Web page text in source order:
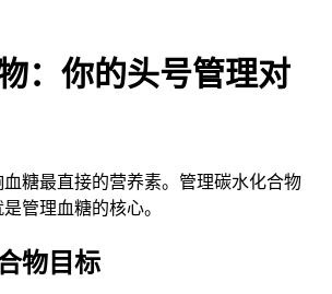
：你的头号管理对
糖最直接的营养素。管理碳水化合物
管理血糖的核心。
物目标